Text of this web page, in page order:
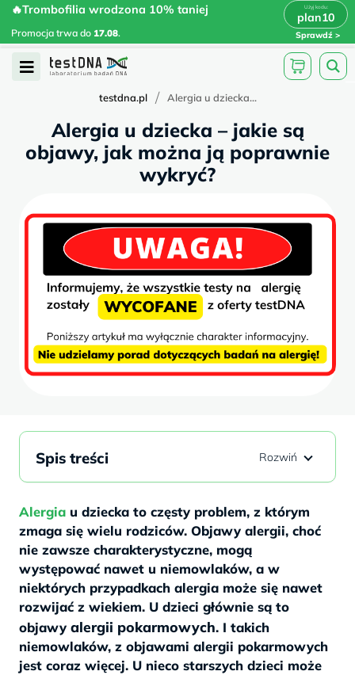
Skip
content
🔥Trombofilia wrodzona 10% taniej
Promocja trwa do 17.08.
plan10
Sprawdź
🔥Trombofilia wrodzona 10% taniej
plan10 x
Open
testdna.pl / Alergia u dziecka...
Alergia u dziecka – jakie są
objawy, jak można ją poprawnie
wykryć?
Alergia u dziecka to częsty problem, z którym
zmaga się wielu rodziców. Objawy alergii, choć
nie zawsze charakterystyczne, mogą
występować nawet u niemowlaków, a w
niektórych przypadkach alergia może się nawet
rozwijać z wiekiem. U dzieci głównie są to
objawy alergii pokarmowych. I takich
niemowlaków, z objawami alergii pokarmowych
jest coraz więcej. U nieco starszych dzieci może
Spis treści